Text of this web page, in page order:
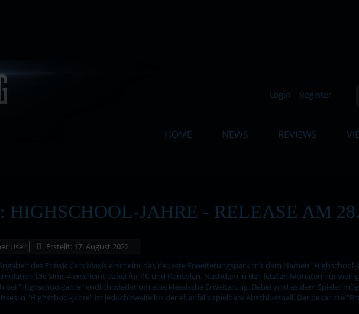
Login Register
HOME NEWS REVIEWS
HIGHSCHOOL-JAHRE - RELEASE AM
User
Erstellt: 17. August 2022
des Entwicklers Maxis erscheint das neueste Erweiterungspack mit dem Namen "Highschool-
Die Sims 4 erscheint dabei für PC und Konsolen. Nachdem in den letzten Monaten nur
bei "Highschool-Jahre" endlich wieder um eine klassische Erweiterung. Dabei wird es dem Spieler
in "Highschool-Jahre" ist jedoch zweifellos der ebenfalls spielbare Abschlussball. Der bekannte